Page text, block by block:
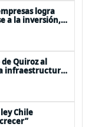
logra
a la inversión,
Quiroz al
infraestructura
Chile